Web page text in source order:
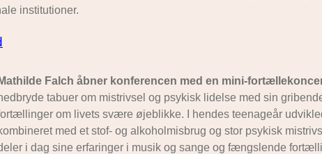
institutioner.
Mathilde Falch åbner konferencen med en mini-
tabuer om mistrivsel og psykisk lidelse med sin
om livets svære øjeblikke. I hendes teenageår
med et stof- og alkoholmisbrug og stor psykisk
i dag sine erfaringer i musik og sange og fængslende